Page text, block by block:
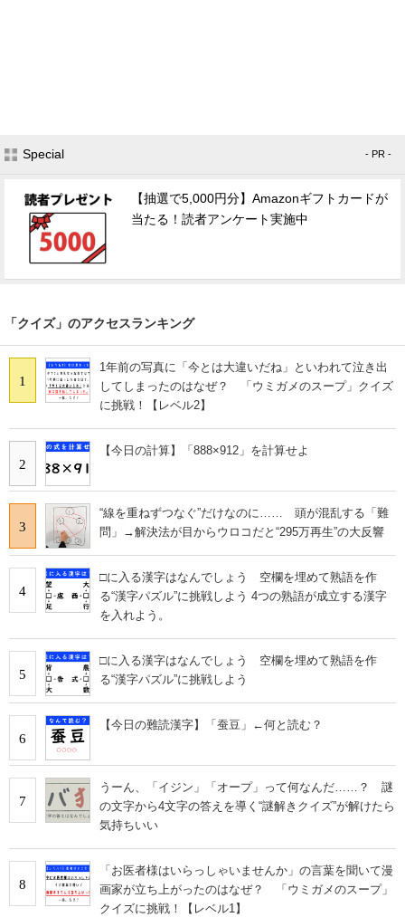
Special - PR -
【抽選で5,000円分】Amazonギフトカードが
当たる！読者アンケート実施中
「クイズ」のアクセスランキング
1
1年前の写真に「今とは大違いだね」といわれて泣き出
してしまったのはなぜ？ 「ウミガメのスープ」クイズ
に挑戦！【レベル2】
2
【今日の計算】「888×912」を計算せよ
3
“線を重ねずつなぐ”だけなのに…… 頭が混乱する「難
問」→解決法が目からウロコだと“295万再生”の大反響
4
□に入る漢字はなんでしょう 空欄を埋めて熟語を作
る“漢字パズル”に挑戦しよう 4つの熟語が成立する漢字
を入れよう。
5
□に入る漢字はなんでしょう 空欄を埋めて熟語を作
る“漢字パズル”に挑戦しよう
6
【今日の難読漢字】「蚕豆」←何と読む？
7
うーん、「イジン」「オープ」って何なんだ……？ 謎
の文字から4文字の答えを導く“謎解きクイズ”が解けたら
気持ちいい
8
「お医者様はいらっしゃいませんか」の言葉を聞いて漫
画家が立ち上がったのはなぜ？ 「ウミガメのスープ」
クイズに挑戦！【レベル1】